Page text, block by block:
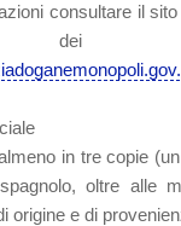
consultare il
in tre copie
oltre alle
origine e di